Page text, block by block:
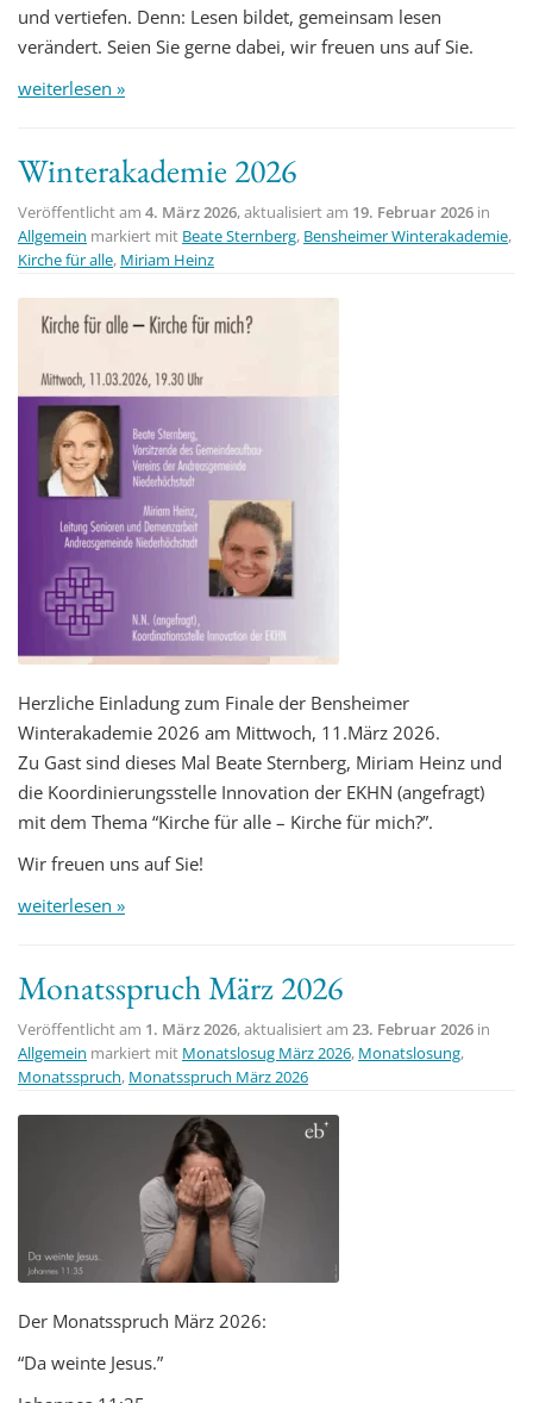
und vertiefen. Denn: Lesen bildet, gemeinsam lesen
verändert. Seien Sie gerne dabei, wir freuen uns auf Sie.
weiterlesen »
Winterakademie 2026
Veröffentlicht am 4. März 2026, aktualisiert am 19. Februar 2026 in
Allgemein markiert mit Beate Sternberg, Bensheimer Winterakademie,
Kirche für alle, Miriam Heinz
Herzliche Einladung zum Finale der Bensheimer
Winterakademie 2026 am Mittwoch, 11.März 2026.
Zu Gast sind dieses Mal Beate Sternberg, Miriam Heinz und
die Koordinierungsstelle Innovation der EKHN (angefragt)
mit dem Thema “Kirche für alle – Kirche für mich?”.
Wir freuen uns auf Sie!
weiterlesen »
Monatsspruch März 2026
Veröffentlicht am 1. März 2026, aktualisiert am 23. Februar 2026 in
Allgemein markiert mit Monatslosug März 2026, Monatslosung,
Monatsspruch, Monatsspruch März 2026
Der Monatsspruch März 2026:
“Da weinte Jesus.”